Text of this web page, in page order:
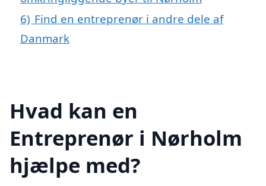
6) Find en entreprenør i andre dele af
Danmark
Hvad kan en
Entreprenør i Nørholm
hjælpe med?